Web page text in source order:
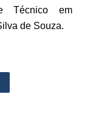
Técnico em
de Souza.